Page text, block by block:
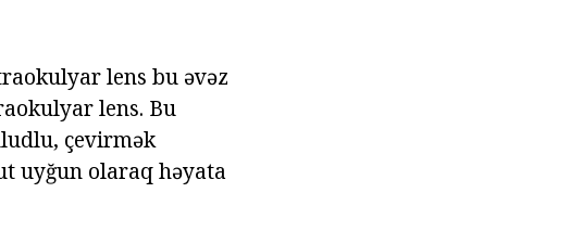
lens bu əvəz
lens. Bu
çevirmək
uyğun olaraq həyata